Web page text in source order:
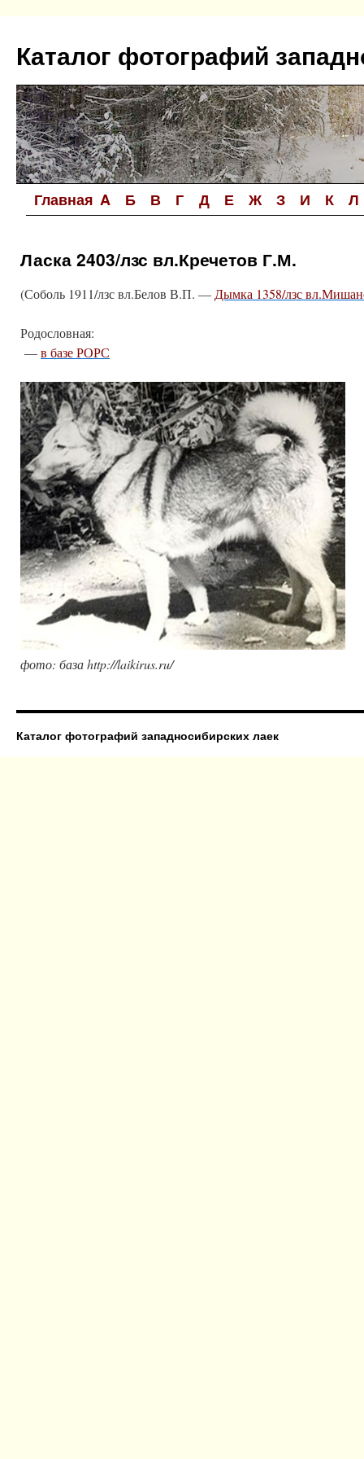
содержимому
Каталог фотографий
Главная A Б В Г Д Е Ж З И К Л
Ласка 2403/лзс вл.Кречетов Г.М.
(Соболь 1911/лзс вл.Белов В.П. — Дымка 1358/лзс
Родословная:
—в базе РОРС
фото: база http://laikirus.ru/
Каталог фотографий западносибирских лаек